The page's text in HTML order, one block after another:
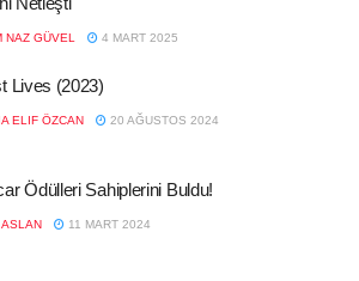
NAZ GÜVEL 4 MART 2025
Lives (2023)
ELIF ÖZCAN 20 AĞUSTOS 2024
Ödülleri Sahiplerini Buldu!
11 MART 2024